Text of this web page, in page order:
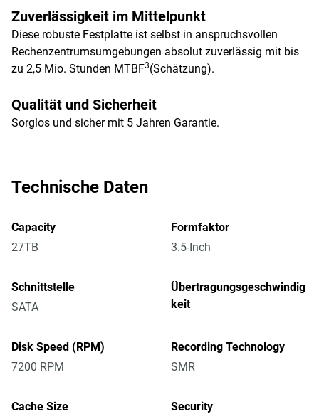
Zuverlässigkeit im Mittelpunkt
Diese robuste Festplatte ist selbst in anspruchsvollen
Rechenzentrumsumgebungen absolut zuverlässig mit bis
zu 2,5 Mio. Stunden MTBF3(Schätzung).
Qualität und Sicherheit
Sorglos und sicher mit 5 Jahren Garantie.
Technische Daten
Capacity
27TB
Formfaktor
3.5-Inch
Schnittstelle
SATA
Übertragungsgeschwindig
keit
Disk Speed (RPM)
7200 RPM
Recording Technology
SMR
Cache Size
Security